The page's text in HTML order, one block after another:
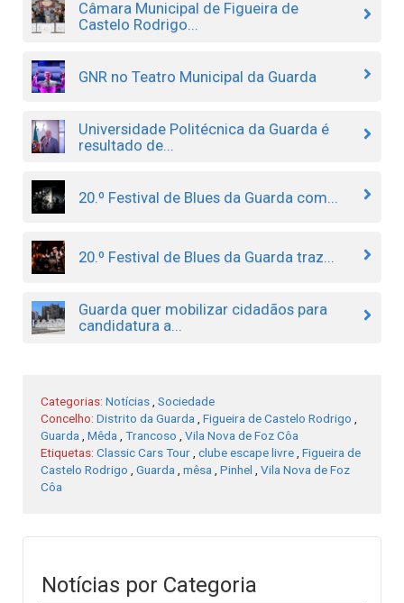
Câmara Municipal de Figueira de
Castelo Rodrigo...
GNR no Teatro Municipal da Guarda
Universidade Politécnica da Guarda é
resultado de...
20.º Festival de Blues da Guarda com...
20.º Festival de Blues da Guarda traz...
Guarda quer mobilizar cidadãos para
candidatura a...
Categorias: Notícias Sociedade
Concelho: Distrito da Guarda Figueira de Castelo Rodrigo
Guarda
Mêda Trancoso
Vila Nova de Foz Côa
Etiquetas: Classic Cars Tour clube escape livre Figueira de
Castelo Rodrigo
Guarda mêsa Pinhel
Vila Nova de Foz
Côa
Notícias por Categoria